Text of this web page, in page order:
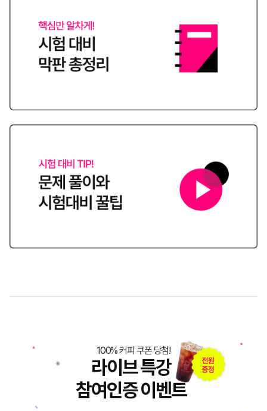
100% 커피 쿠폰 당첨!
라이브 특강
참여인증 이벤트